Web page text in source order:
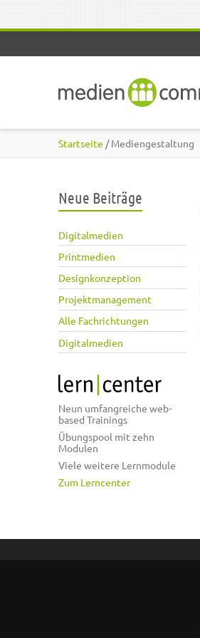
Startseite / Mediengestaltung
Neue Beiträge
Digitalmedien
Printmedien
Designkonzeption
Projektmanagement
Alle Fachrichtungen
Digitalmedien
Neun umfangreiche web-
based Trainings
Übungspool mit zehn
Modulen
Viele weitere Lernmodule
Zum Lerncenter